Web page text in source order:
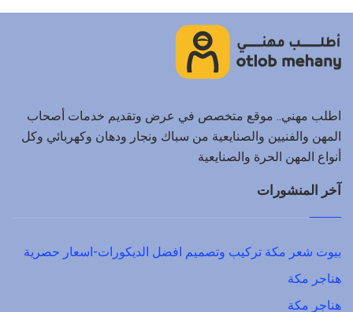
اطلب مهني.. موقع متخصص في عرض وتقديم خدمات أصحاب
المهن والفنيين والصنايعية من سباك ونجار ودهان وكهربائي وكل
أنواع المهن الحرة والصنايعية
آخر المنشورات
بيوت شعر مكة تركيب وتصميم افضل الديكورات-اسعار حصرية
هناجر مكة
هناجر مكة